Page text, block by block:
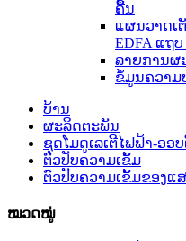
ຄື້ນ
ແຜນວາດເ
EDFA ແຖບ
ລາຍການຜ
ຂໍ້ມູນຄວາມ
ບ້ານ
ຜະລິດຕະພັນ
ຊຸດໂມດູເລເຕີໄຟຟ້າ-ອອ
ຕົວປັບຄວາມເຂັ້ມ
ຕົວປັບຄວາມເຂັ້ມຂອງແສ
ໝວດໝູ່